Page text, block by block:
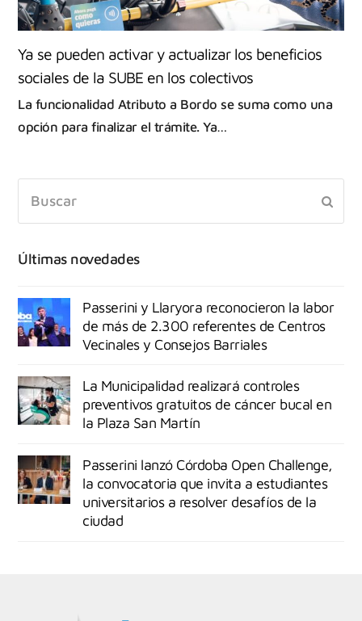
Ya se pueden activar y actualizar los beneficios
sociales de la SUBE en los colectivos
La funcionalidad Atributo a Bordo se suma como una
opción para finalizar el trámite. Ya…
Últimas novedades
Passerini y Llaryora reconocieron la labor
de más de 2.300 referentes de Centros
Vecinales y Consejos Barriales
La Municipalidad realizará controles
preventivos gratuitos de cáncer bucal en
la Plaza San Martín
Passerini lanzó Córdoba Open Challenge,
la convocatoria que invita a estudiantes
universitarios a resolver desafíos de la
ciudad